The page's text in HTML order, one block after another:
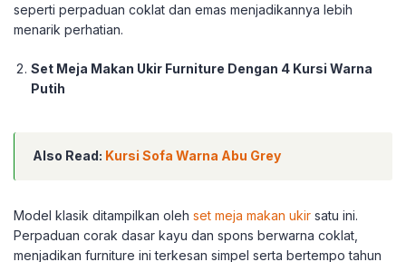
seperti perpaduan coklat dan emas menjadikannya lebih
menarik perhatian.
Set Meja Makan Ukir Furniture Dengan 4 Kursi Warna
Putih
Also Read: Kursi Sofa Warna Abu Grey
Model klasik ditampilkan oleh set meja makan ukir satu ini.
Perpaduan corak dasar kayu dan spons berwarna coklat,
menjadikan furniture ini terkesan simpel serta bertempo tahun